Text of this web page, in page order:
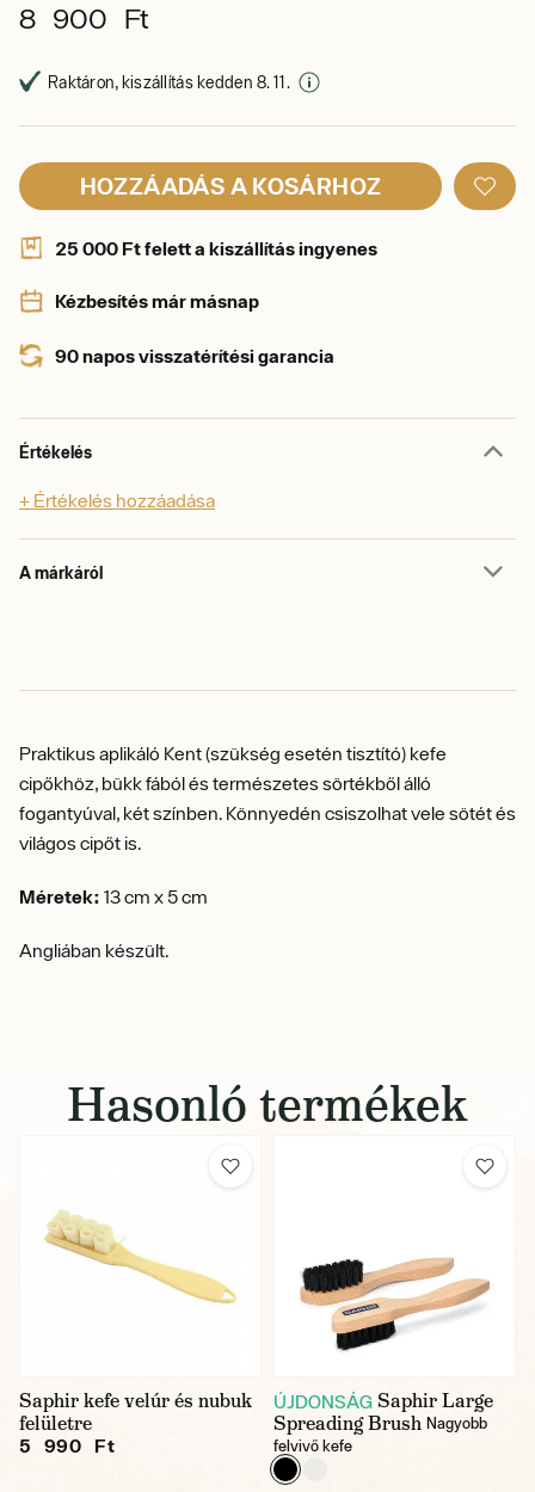
8 900 Ft
Raktáron, kiszállítás kedden 8. 11.
HOZZÁADÁS A KOSÁRHOZ
25 000 Ft felett a kiszállítás ingyenes
Kézbesítés már másnap
90 napos visszatérítési garancia
Értékelés
+ Értékelés hozzáadása
A márkáról
Praktikus aplikáló Kent (szükség esetén tisztító) kefe
cipőkhöz, bükk fából és természetes sörtékből álló
fogantyúval, két színben. Könnyedén csiszolhat vele sötét és
világos cipőt is.
Méretek: 13 cm x 5 cm
Angliában készült.
Hasonló termékek
Saphir kefe velúr és nubuk
felületre
5 990 Ft
ÚJDONSÁG Saphir Large
Spreading Brush Nagyobb
felvivő kefe